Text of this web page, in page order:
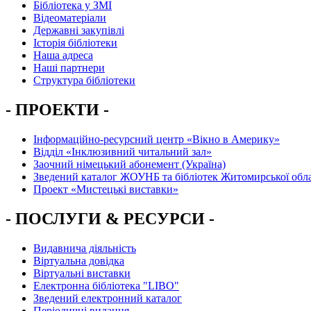
Бібліотека у ЗМІ
Відеоматеріали
Державні закупівлі
Історія бібліотеки
Наша адреса
Наші партнери
Структура бібліотеки
- ПРОЕКТИ -
Інформаційно-ресурсний центр «Вікно в Америку»
Вiддiл «Інклюзивний читальний зал»
Заочний німецький абонемент (Україна)
Зведений каталог ЖОУНБ та бібліотек Житомирської
Проект «Мистецькі виставки»
- ПОСЛУГИ & РЕСУРСИ -
Видавнича діяльність
Віртуальна довідка
Віртуальні виставки
Електронна бібліотека "LIBO"
Зведений електронний каталог